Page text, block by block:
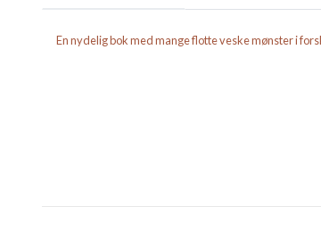
En nydelig bok med mange flotte veske mønster i